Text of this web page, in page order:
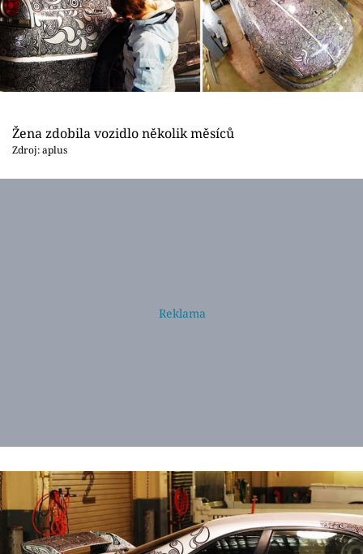
Žena zdobila vozidlo několik měsíců
Zdroj: aplus